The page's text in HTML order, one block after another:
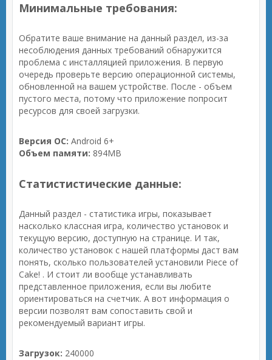
Минимальные требования:
Обратите ваше внимание на данный раздел, из-за
несоблюдения данных требований обнаружится
проблема с инсталляцией приложения. В первую
очередь проверьте версию операционной системы,
обновленной на вашем устройстве. После - объем
пустого места, потому что приложение попросит
ресурсов для своей загрузки.
Версия ОС: Android 6+
Объем памяти: 894MB
Статистистические данные:
Данный раздел - статистика игры, показывает
насколько классная игра, количество установок и
текущую версию, доступную на странице. И так,
количество установок с нашей платформы даст вам
понять, сколько пользователей установили Piece of
Cake! . И стоит ли вообще устанавливать
представленное приложения, если вы любите
ориентироваться на счетчик. А вот информация о
версии позволят вам сопоставить свой и
рекомендуемый вариант игры.
Загрузок: 240000